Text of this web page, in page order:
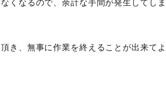
くなるので、余計な手間が発生してしま
き、無事に作業を終えることが出来てよ